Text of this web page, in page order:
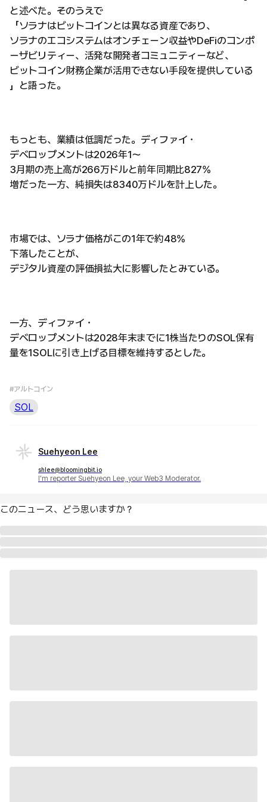
と述べた。そのうえで
「ソラナはビットコインとは異なる資産であり、
ソラナのエコシステムはオンチェーン収益やDeFiのコンポ
ーザビリティー、活発な開発者コミュニティーなど、
ビットコイン財務企業が活用できない手段を提供している
」と語った。
もっとも、業績は低調だった。ディファイ・
デベロップメントは2026年1〜
3月期の売上高が266万ドルと前年同期比827%
増だった一方、純損失は8340万ドルを計上した。
市場では、ソラナ価格がこの1年で約48%
下落したことが、
デジタル資産の評価損拡大に影響したとみている。
一方、ディファイ・
デベロップメントは2028年末までに1株当たりのSOL保有
量を1SOLに引き上げる目標を維持するとした。
#アルトコイン
SOL
Suehyeon Lee
shlee@bloomingbit.io
I'm reporter Suehyeon Lee, your Web3 Moderator.
このニュース、どう思いますか？